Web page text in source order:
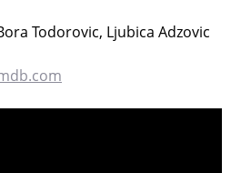
Todorovic, Ljubica Adzovic